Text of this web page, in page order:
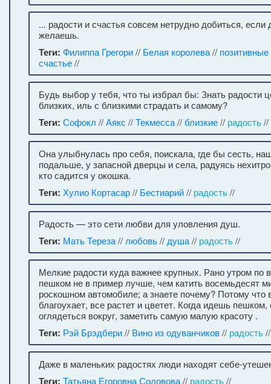
... радости и счастья совсем нетрудно добиться, если
желаешь.
Теги: Филиппа Грегори// Белая королева//
счастье//
Будь выбор у тебя, что ты избрал бы: Знать радости
близких, иль с близкими страдать и самому?
Теги: Софокл //Аякс //Текмесса//близкие// радость//
Она улыбнулась про себя, поискала, где бы сесть,
подальше, у запасной дверцы и села, радуясь
кто садится у окошка.
Теги: Хулио Кортасар// Бестиарий// радость//
Радость — это сети любви для уловления душ.
Теги: Мать Тереза// любовь// душа// радость//
Мелкие радости куда важнее крупных. Рано утром по
пешком не в пример лучше, чем катить восемьдесят
роскошном автомобиле; а знаете почему? Потому что
благоухает, все растет и цветет. Когда идешь пешком,
оглядеться вокруг, заметить самую малую красоту .
Теги: Рэй Брэдбери// Вино из одуванчиков// радость//
Даже в маленьких радостях люди находят себе-
Теги: Татьяна Егоровна Соловова// радость//